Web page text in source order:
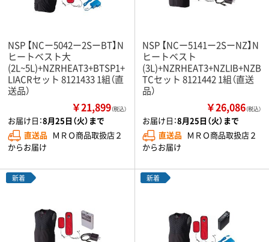
NSP 【NCー5042ー2SーBT】N
ヒートベスト大
(2L~5L)+NZRHEAT3+BTSP1+
LIACRセット 8121433 1組（直
送品）
￥21,899（税込）
お届け日：8月25日（火）まで
直送品 ＭＲＯ商品取扱店２
からお届け
NSP 【NCー5141ー2SーNZ】N
ヒートベスト
(3L)+NZRHEAT3+NZLIB+NZB
TCセット 8121442 1組（直送
品）
￥26,086（税込）
お届け日：8月25日（火）まで
直送品 ＭＲＯ商品取扱店２
からお届け
新着 新着